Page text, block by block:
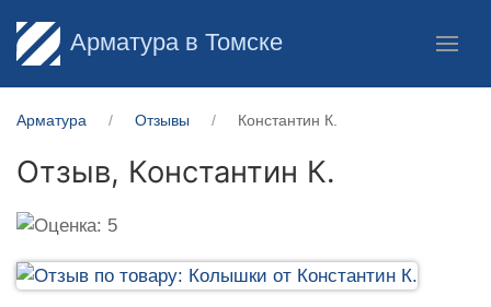
Арматура в Томске
Арматура Отзывы Константин К.
Отзыв, Константин К.